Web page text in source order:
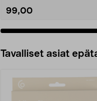
99,00
Tavalliset asiat